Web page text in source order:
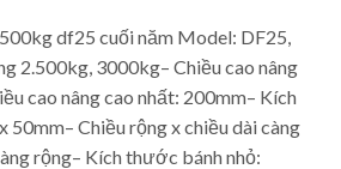
df25 cuối năm Model: DF25,
2.500kg, 3000kg– Chiều cao nâng
cao nâng cao nhất: 200mm– Kích
Chiều rộng x chiều dài càng
rộng– Kích thước bánh nhỏ: